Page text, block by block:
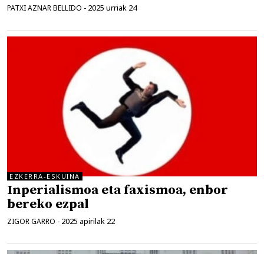
PATXI AZNAR BELLIDO - 2025 urriak 24
EZKERRA-ESKUINA
Inperialismoa eta faxismoa, enbor
bereko ezpal
ZIGOR GARRO - 2025 apirilak 22